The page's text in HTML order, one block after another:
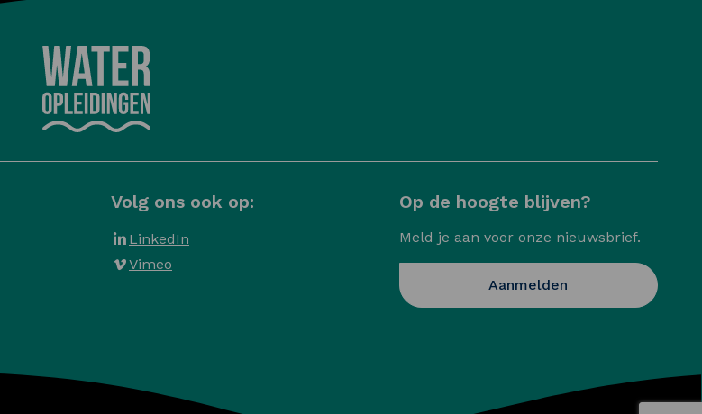
Volg ons ook op:
LinkedIn
Vimeo
Op de hoogte blijven?
Meld je aan voor onze nieuwsbrief.
Aanmelden Opent in een